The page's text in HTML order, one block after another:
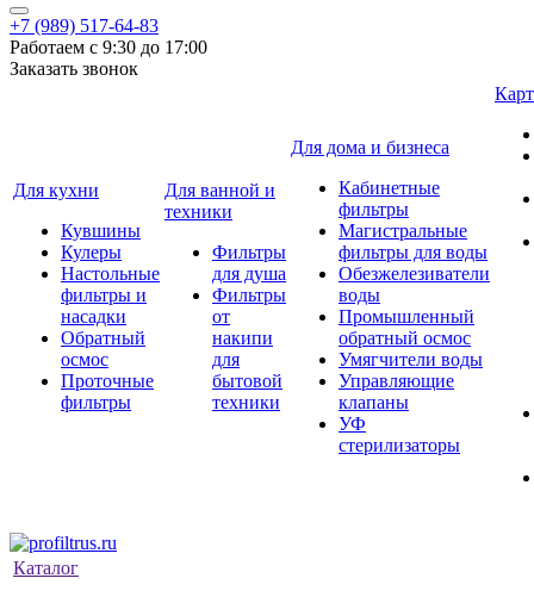
+7 (989) 517-64-83
Работаем с 9:30 до 17:00
Заказать звонок
Для кухни
Кувшины
Кулеры
Настольные
фильтры и
насадки
Обратный
осмос
Проточные
фильтры
Для ванной и
техники
Фильтры
для душа
Фильтры
от
накипи
для
бытовой
техники
Для дома и бизнеса
Кабинетные
фильтры
Магистральные
фильтры для воды
Обезжелезиватели
воды
Промышленный
обратный осмос
Умягчители воды
Управляющие
клапаны
УФ
стерилизаторы
Каталог